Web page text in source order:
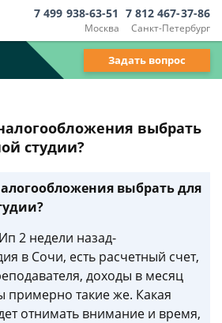
Москва
7 499 938-63-51
Санкт-Петербург
7 812 467-37-86
Задать вопрос
выбрать
студии?
выбрать для
2 недели назад-
в Сочи, есть расчетный счет,
доходы в месяц
примерно такие же. Какая
отнимать внимание и время,